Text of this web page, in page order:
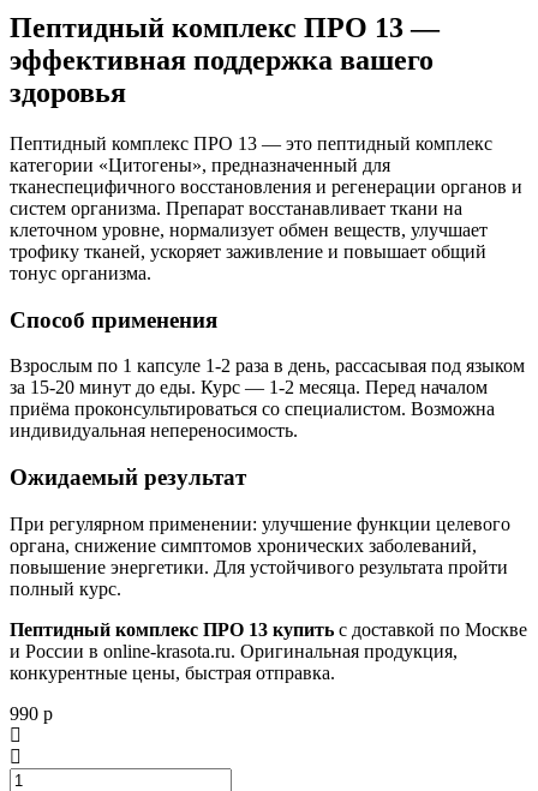
Пептидный комплекс ПРО 13 —
эффективная поддержка вашего
здоровья
Пептидный комплекс ПРО 13 — это пептидный комплекс
категории «Цитогены», предназначенный для
тканеспецифичного восстановления и регенерации органов и
систем организма. Препарат восстанавливает ткани на
клеточном уровне, нормализует обмен веществ, улучшает
трофику тканей, ускоряет заживление и повышает общий
тонус организма.
Способ применения
Взрослым по 1 капсуле 1-2 раза в день, рассасывая под языком
за 15-20 минут до еды. Курс — 1-2 месяца. Перед началом
приёма проконсультироваться со специалистом. Возможна
индивидуальная непереносимость.
Ожидаемый результат
При регулярном применении: улучшение функции целевого
органа, снижение симптомов хронических заболеваний,
повышение энергетики. Для устойчивого результата пройти
полный курс.
Пептидный комплекс ПРО 13 купить с доставкой по Москве
и России в online-krasota.ru. Оригинальная продукция,
конкурентные цены, быстрая отправка.
990 р